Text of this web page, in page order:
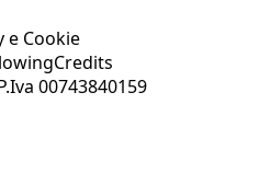
e Cookie
Credits
00743840159